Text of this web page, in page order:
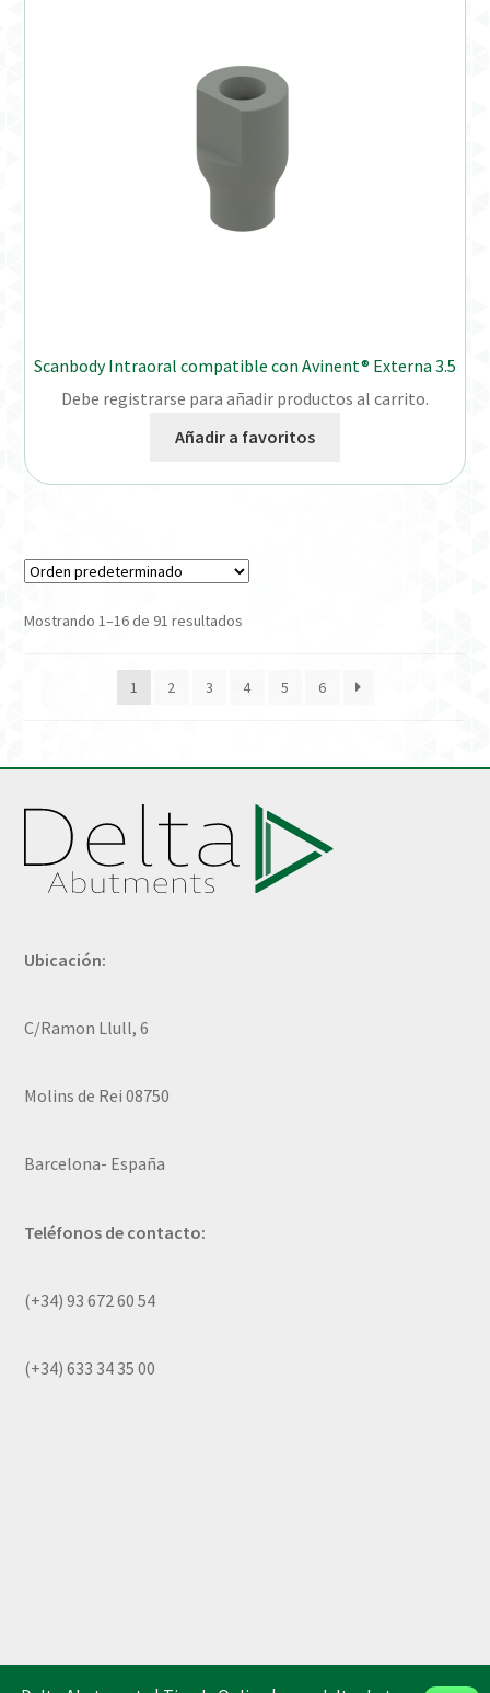
Scanbody Intraoral compatible con Avinent® Externa 3.5
Debe registrarse para añadir productos al carrito.
Añadir a favoritos
Mostrando 1–16 de 91 resultados
1 2 3 4 5 6
Ubicación:
C/Ramon Llull, 6
Molins de Rei 08750
Barcelona- España
Teléfonos de contacto:
(+34) 93 672 60 54
(+34) 633 34 35 00